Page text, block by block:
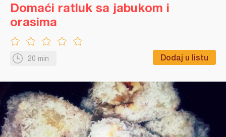
20 min Dodaj u listu
Domaći ratluk sa jabukom i
orasima